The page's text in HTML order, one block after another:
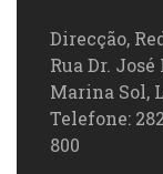
Direcção,
Rua Dr.
Marina Sol,
Telefone:
800